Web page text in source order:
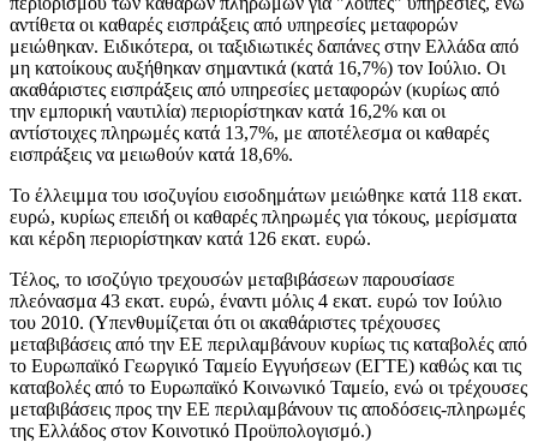
αντίθετα οι καθαρές εισπράξεις από υπηρεσίες μεταφορών
μειώθηκαν. Ειδικότερα, οι ταξιδιωτικές δαπάνες στην Ελλάδα από
μη κατοίκους αυξήθηκαν σημαντικά (κατά 16,7%) τον Ιούλιο. Οι
ακαθάριστες εισπράξεις από υπηρεσίες μεταφορών (κυρίως από
την εμπορική ναυτιλία) περιορίστηκαν κατά 16,2% και οι
αντίστοιχες πληρωμές κατά 13,7%, με αποτέλεσμα οι καθαρές
εισπράξεις να μειωθούν κατά 18,6%.
Το έλλειμμα του ισοζυγίου εισοδημάτων μειώθηκε κατά 118 εκατ.
ευρώ, κυρίως επειδή οι καθαρές πληρωμές για τόκους, μερίσματα
και κέρδη περιορίστηκαν κατά 126 εκατ. ευρώ.
Τέλος, το ισοζύγιο τρεχουσών μεταβιβάσεων παρουσίασε
πλεόνασμα 43 εκατ. ευρώ, έναντι μόλις 4 εκατ. ευρώ τον Ιούλιο
του 2010. (Υπενθυμίζεται ότι οι ακαθάριστες τρέχουσες
μεταβιβάσεις από την ΕΕ περιλαμβάνουν κυρίως τις καταβολές από
το Ευρωπαϊκό Γεωργικό Ταμείο Εγγυήσεων (ΕΓΤΕ) καθώς και τις
καταβολές από το Ευρωπαϊκό Κοινωνικό Ταμείο, ενώ οι τρέχουσες
μεταβιβάσεις προς την ΕΕ περιλαμβάνουν τις αποδόσεις-πληρωμές
της Ελλάδος στον Κοινοτικό Προϋπολογισμό.)